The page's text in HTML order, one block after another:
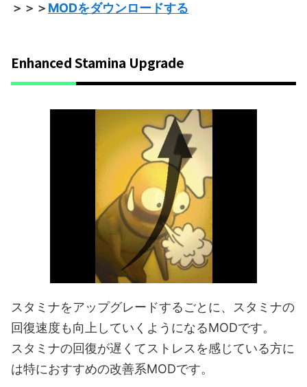
＞＞＞MODをダウンロードする
Enhanced Stamina Upgrade
スタミナをアップグレードするごとに、スタミナの
回復速度も向上していくようになるMODです。
スタミナの回復が遅くてストレスを感じている方に
は特におすすめの改善系MODです。